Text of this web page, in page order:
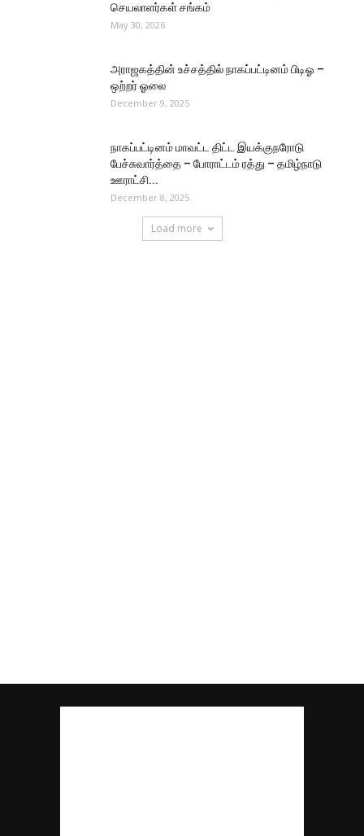
செயலாளர்கள் சங்கம்
May 30, 2026
அராஜகத்தின் உச்சத்தில் நாகப்பட்டினம் பிடிஓ –
ஒற்றர் ஓலை
December 9, 2025
நாகப்பட்டினம் மாவட்ட திட்ட இயக்குநரோடு
பேச்சுவார்த்தை – போராட்டம் ரத்து – தமிழ்நாடு
ஊராட்சி...
December 8, 2025
Load more